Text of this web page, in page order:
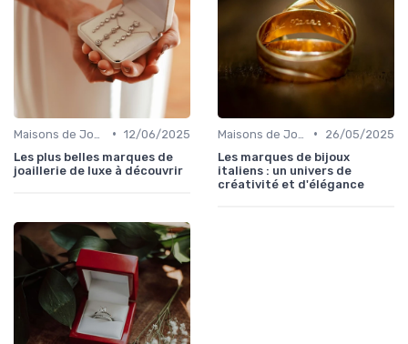
• 12/06/2025
Les plus belles marques de
joaillerie de luxe à découvrir
•
26/05/2025
Les marques de bijoux
italiens : un univers de
créativité et d'élégance